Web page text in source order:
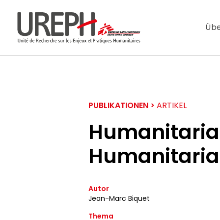
PUBLIKATIONEN >ARTIKEL
Autor
Jean-Marc Biquet
Thema
S'ABONNER